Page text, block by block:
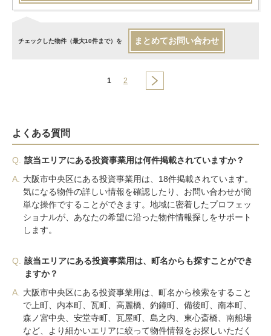
チェックした物件（最大10件まで）を まとめてお問い合わせ
1 2
よくある質問
Q.
該当エリアにある投資事業用は何件掲載されていますか？
A.
大阪市中央区にある投資事業用は、18件掲載されています。
気になる物件の詳しい情報を確認したり、お問い合わせが簡
単な操作ですることができます。地域に密着したプロフェッ
ショナルが、あなたの希望に沿った物件情報探しをサポート
します。
Q.
該当エリアにある投資事業用は、町名からも探すことができ
ますか？
A.
大阪市中央区にある投資事業用は、町名から検索をすること
で上町、内本町、瓦町、高麗橋、釣鐘町、備後町、南本町、
森ノ宮中央、安堂寺町、瓦屋町、島之内、東心斎橋、南船場
など、より細かいエリアに絞って物件情報をお探しいただく